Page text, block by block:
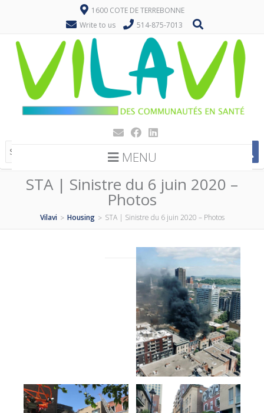
1600 COTE DE TERREBONNE
Write to us
514-875-7013
MENU
STA | Sinistre du 6 juin 2020 –
Photos
Vilavi > Housing > STA | Sinistre du 6 juin 2020 – Photos